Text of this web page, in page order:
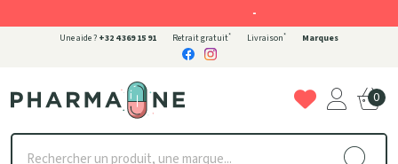
Une aide ? +32 4 369 15 91 Retrait gratuit* Livraison* Marques
Pharmaone Votre pharmacie en ligne à votre service
0